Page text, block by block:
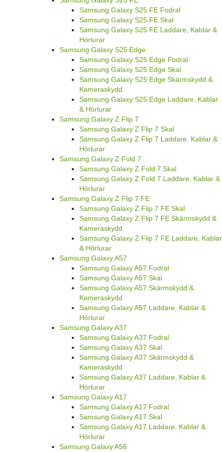
Samsung Galaxy S25 FE Fodral
Samsung Galaxy S25 FE Skal
Samsung Galaxy S25 FE Laddare, Kablar &
Hörlurar
Samsung Galaxy S25 Edge
Samsung Galaxy S25 Edge Fodral
Samsung Galaxy S25 Edge Skal
Samsung Galaxy S25 Edge Skärmskydd &
Kameraskydd
Samsung Galaxy S25 Edge Laddare, Kablar
& Hörlurar
Samsung Galaxy Z Flip 7
Samsung Galaxy Z Flip 7 Skal
Samsung Galaxy Z Flip 7 Laddare, Kablar &
Hörlurar
Samsung Galaxy Z Fold 7
Samsung Galaxy Z Fold 7 Skal
Samsung Galaxy Z Fold 7 Laddare, Kablar &
Hörlurar
Samsung Galaxy Z Flip 7 FE
Samsung Galaxy Z Flip 7 FE Skal
Samsung Galaxy Z Flip 7 FE Skärmskydd &
Kameraskydd
Samsung Galaxy Z Flip 7 FE Laddare, Kablar
& Hörlurar
Samsung Galaxy A57
Samsung Galaxy A57 Fodral
Samsung Galaxy A57 Skal
Samsung Galaxy A57 Skärmskydd &
Kameraskydd
Samsung Galaxy A57 Laddare, Kablar &
Hörlurar
Samsung Galaxy A37
Samsung Galaxy A37 Fodral
Samsung Galaxy A37 Skal
Samsung Galaxy A37 Skärmskydd &
Kameraskydd
Samsung Galaxy A37 Laddare, Kablar &
Hörlurar
Samsung Galaxy A17
Samsung Galaxy A17 Fodral
Samsung Galaxy A17 Skal
Samsung Galaxy A17 Laddare, Kablar &
Hörlurar
Samsung Galaxy A56